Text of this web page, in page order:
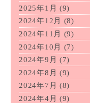
2025年1月 (9)
2024年12月
(8)
2024年11月
(9)
2024年10月 (7)
2024年9月 (7)
2024年8月 (9)
2024年7月 (8)
2024年4月 (9)